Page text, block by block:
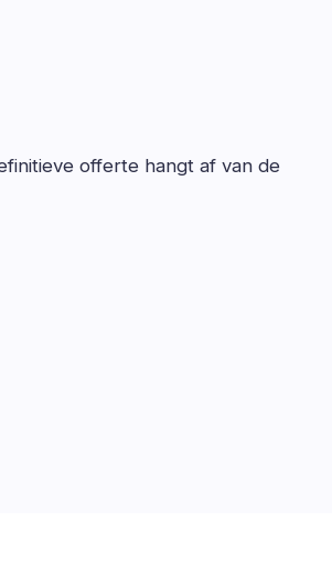
offerte hangt af van de